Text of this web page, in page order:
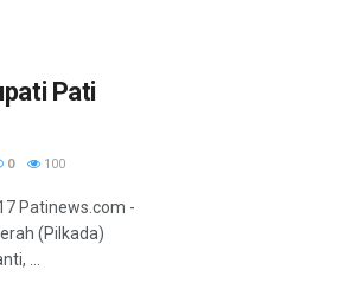
Pati
0 100
Patinews.com -
(Pilkada)
...